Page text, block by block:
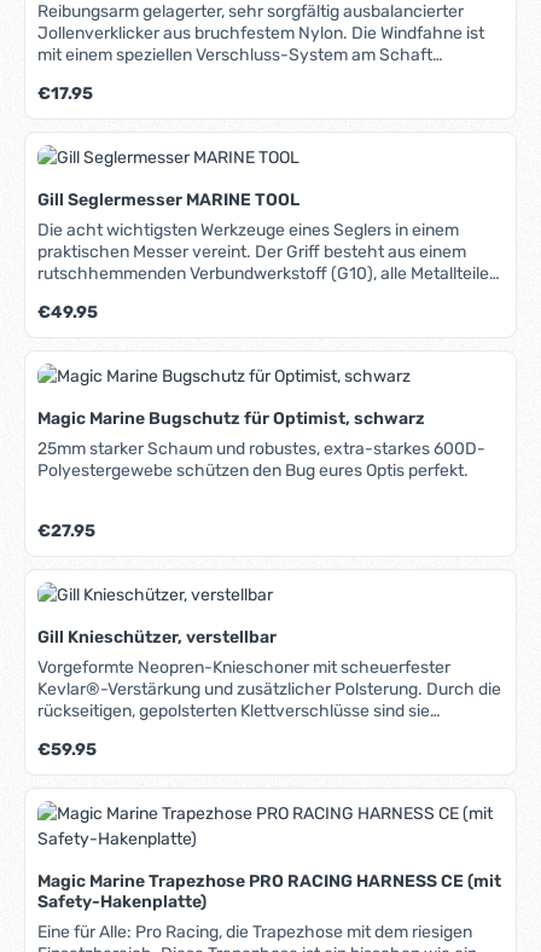
Reibungsarm gelagerter, sehr sorgfältig ausbalancierter
Jollenverklicker aus bruchfestem Nylon. Die Windfahne ist
mit einem speziellen Verschluss-System am Schaft
Aluminium hat einen Durchmesser von 5mm und passt auf
die meisten Top-Pins.Eine zusätzlich erhältliche Halterung
(siehe unten "Dazu passende Produkte") ermöglicht die
seitliche Mastmontage.
Regulärer Preis:
€17.95
Gill Seglermesser MARINE TOOL
Die acht wichtigsten Werkzeuge eines Seglers in einem
praktischen Messer vereint. Der Griff besteht aus einem
rutschhemmenden Verbundwerkstoff (G10), alle Metallteile
Hand zu öffnen, Klinge feststellbar, um versehentliches
Zusammenklappen zu verhindern, abgerundete
Sägezahnklinge, schneidet mühelos Tauwerk,
Schäkelöffner, Marlspieker, Gurtschneider, Maulschlüssel
Schlagwerkzeug, ergonomischer Griff aus G10-
Verbundwerkstoff, sehr rutschfest auch in nassem Zustand,
verschraubte Schalen, solide Verarbeitung, Lieferung incl.
Regulärer Preis:
€49.95
Magic Marine Bugschutz für Optimist, schwarz
25mm starker Schaum und robustes, extra-starkes 600D-
Polyestergewebe schützen den Bug eures Optis perfekt.
Regulärer Preis:
€27.95
Gill Knieschützer, verstellbar
Vorgeformte Neopren-Knieschoner mit scheuerfester
Kevlar®-Verstärkung und zusätzlicher Polsterung. Durch die
rückseitigen, gepolsterten Klettverschlüsse sind sie
Regulärer Preis:
€59.95
Magic Marine Trapezhose PRO RACING HARNESS CE (mit
Safety-Hakenplatte)
Eine für Alle: Pro Racing, die Trapezhose mit dem riesigen